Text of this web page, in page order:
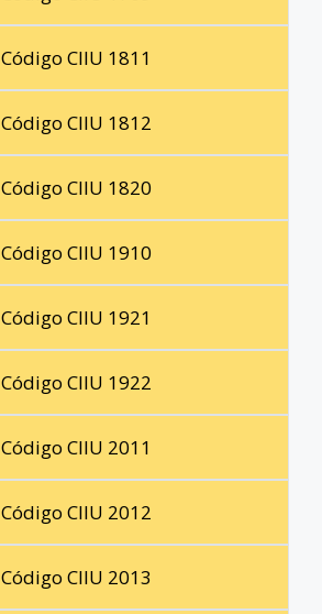
Código CIIU 1811
Código CIIU 1812
Código CIIU 1820
Código CIIU 1910
Código CIIU 1921
Código CIIU 1922
Código CIIU 2011
Código CIIU 2012
Código CIIU 2013